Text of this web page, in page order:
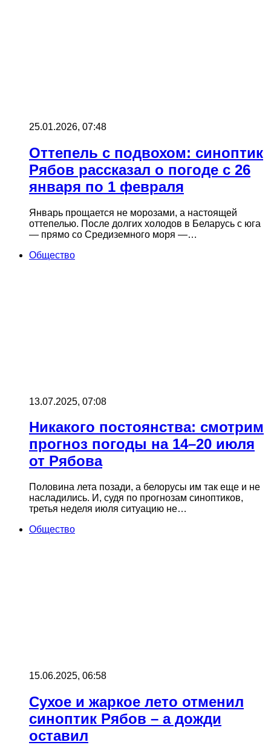
25.01.2026, 07:48
Оттепель с подвохом: синоптик
Рябов рассказал о погоде с 26
января по 1 февраля
Январь прощается не морозами, а настоящей
оттепелью. После долгих холодов в Беларусь с юга
— прямо со Средиземного моря —…
Общество
13.07.2025, 07:08
Никакого постоянства: смотрим
прогноз погоды на 14–20 июля
от Рябова
Половина лета позади, а белорусы им так еще и не
насладились. И, судя по прогнозам синоптиков,
третья неделя июля ситуацию не…
Общество
15.06.2025, 06:58
Сухое и жаркое лето отменил
синоптик Рябов – а дожди
оставил